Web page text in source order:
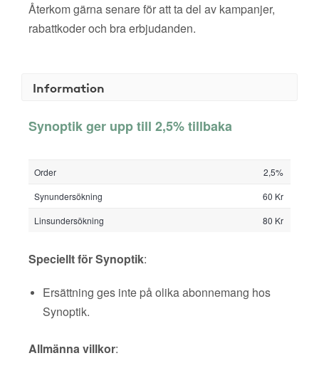
Återkom gärna senare för att ta del av kampanjer,
rabattkoder och bra erbjudanden.
Information
Synoptik ger upp till 2,5% tillbaka
Order
2,5%
Synundersökning
60 Kr
Linsundersökning
80 Kr
Speciellt för Synoptik:
Ersättning ges inte på olika abonnemang hos
Synoptik.
Allmänna villkor: